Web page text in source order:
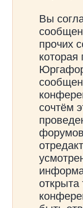
Вы
прочих
сочтём